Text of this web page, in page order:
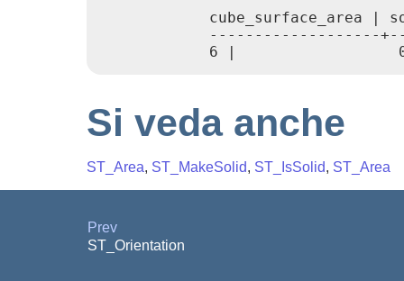
cube_surface_area |
-------------------
6 |
Si veda anche
ST_Area, ST_MakeSolid, ST_IsSolid, ST_Area
Prev
ST_Orientation